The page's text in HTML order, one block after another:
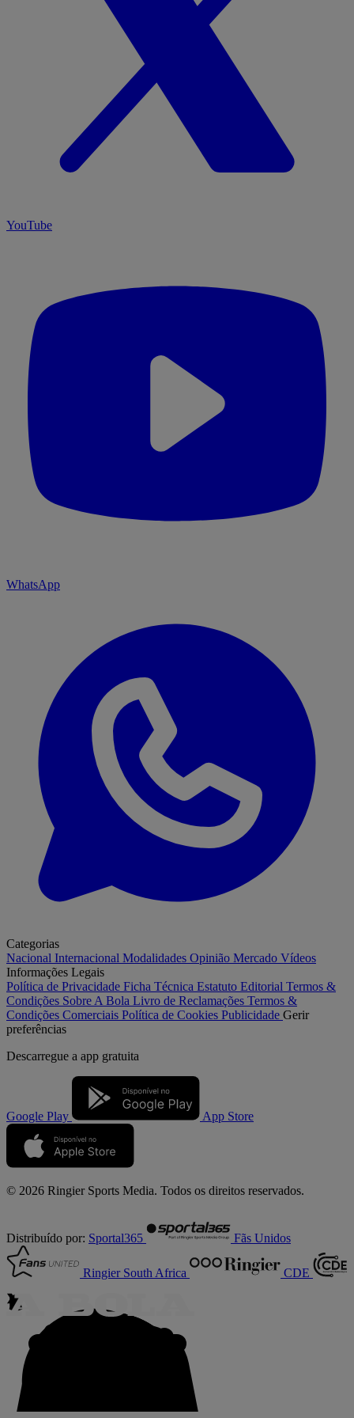
YouTube
WhatsApp
Categorias
Nacional Internacional Modalidades Opinião Mercado Vídeos
Informações Legais
Política de Privacidade Ficha Técnica Estatuto Editorial Termos &
Condições Sobre A Bola Livro de Reclamações Termos &
Condições Comerciais Política de Cookies Publicidade Gerir
preferências
Descarregue a app gratuita
Google Play App Store
© 2026 Ringier Sports Media. Todos os direitos reservados.
Distribuído por: Sportal365 Fãs Unidos
Ringier South Africa CDE